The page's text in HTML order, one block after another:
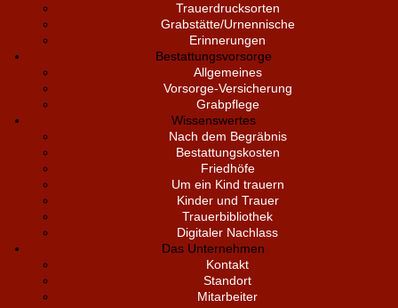
Trauerdrucksorten
Grabstätte/Urnennische
Erinnerungen
Bestattungsvorsorge
Allgemeines
Vorsorge-Versicherung
Grabpflege
Wissenswertes
Nach dem Begräbnis
Bestattungskosten
Friedhöfe
Um ein Kind trauern
Kinder und Trauer
Trauerbibliothek
Digitaler Nachlass
Das Unternehmen
Kontakt
Standort
Mitarbeiter